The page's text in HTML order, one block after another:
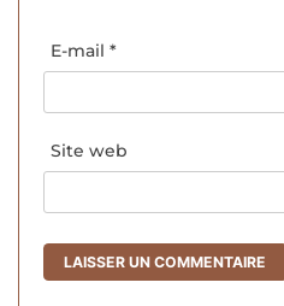
E-mail *
Site web